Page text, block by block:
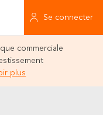
Se connecter
commerciale
plus